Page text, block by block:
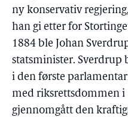
ny konservativ
han gi etter for
1884 ble Johan
statsminister. Sverdrup
i den første
med riksrettsdommen i
gjennomgått den